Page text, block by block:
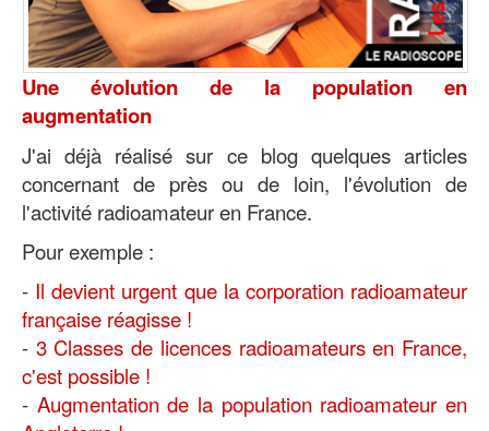
Une évolution de la population en
augmentation
J'ai déjà réalisé sur ce blog quelques articles
concernant de près ou de loin, l'évolution de
l'activité radioamateur en France.
Pour exemple :
- Il devient urgent que la corporation radioamateur
française réagisse !
- 3 Classes de licences radioamateurs en France,
c'est possible !
- Augmentation de la population radioamateur en